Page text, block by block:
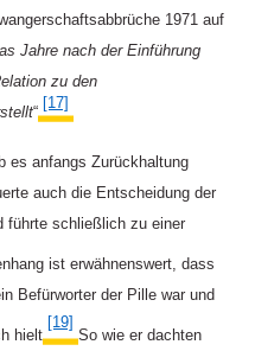
1971 auf
Jahre nach der Einführung
zu den
“.
[17]
es anfangs Zurückhaltung
auch die Entscheidung der
führte schließlich zu einer
ist erwähnenswert, dass
Befürworter der Pille war und
hielt.
[19]
So wie er dachten